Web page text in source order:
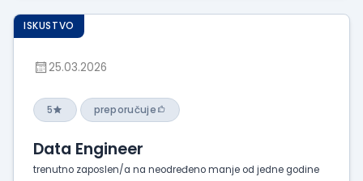
ISKUSTVO
25.03.2026
5 preporučuje
Data Engineer
trenutno zaposlen/a na neodređeno manje od jedne godine